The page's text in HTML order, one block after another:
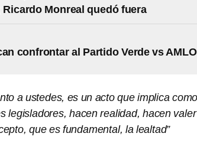
Monreal quedó fuera
confrontar al Partido Verde vs AMLO
a ustedes, es un acto que implica como
legisladores, hacen realidad, hacen valer
que es fundamental, la lealtad”